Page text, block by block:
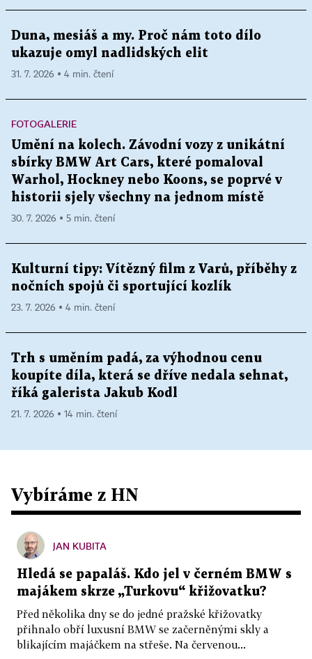
Duna, mesiáš a my. Proč nám toto dílo
ukazuje omyl nadlidských elit
31. 7. 2026 ▪ 4 min. čtení
FOTOGALERIE
Umění na kolech. Závodní vozy z unikátní
sbírky BMW Art Cars, které pomaloval
Warhol, Hockney nebo Koons, se poprvé v
historii sjely všechny na jednom místě
30. 7. 2026 ▪ 5 min. čtení
Kulturní tipy: Vítězný film z Varů, příběhy z
nočních spojů či sportující kozlík
23. 7. 2026 ▪ 4 min. čtení
Trh s uměním padá, za výhodnou cenu
koupíte díla, která se dříve nedala sehnat,
říká galerista Jakub Kodl
21. 7. 2026 ▪ 14 min. čtení
Vybíráme z HN
JAN KUBITA
Hledá se papaláš. Kdo jel v černém BMW s
majákem skrze „Turkovu“ křižovatku?
Před několika dny se do jedné pražské křižovatky
přihnalo obří luxusní BMW se začerněnými skly a
blikajícím majáčkem na střeše. Na červenou...